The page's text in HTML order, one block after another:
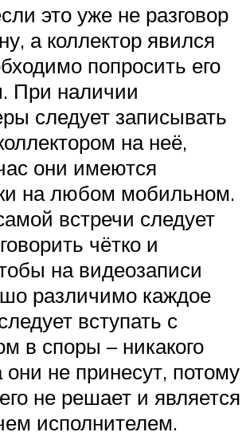
это уже не разговор
а коллектор явился
попросить его
При наличии
следует записывать
на неё,
они имеются
на любом мобильном.
встречи следует
чётко и
на видеозаписи
различимо каждое
вступать с
в споры – никакого
они не принесут, потому
не решает и является
исполнителем.